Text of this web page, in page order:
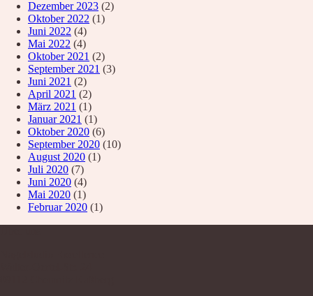
Dezember 2023 (2)
Oktober 2022 (1)
Juni 2022 (4)
Mai 2022 (4)
Oktober 2021 (2)
September 2021 (3)
Juni 2021 (2)
April 2021 (2)
März 2021 (1)
Januar 2021 (1)
Oktober 2020 (6)
September 2020 (10)
August 2020 (1)
Juli 2020 (7)
Juni 2020 (4)
Mai 2020 (1)
Februar 2020 (1)